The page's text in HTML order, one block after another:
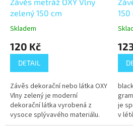
zelený 150 cm
Skladem
120 Kč
DETAIL
Závěs dekorační nebo látka OXY
Vlny zelený je moderní
dekorační látka vyrobená z
vysoce splývavého materiálu.
Jedinečná struktura látky
je
v